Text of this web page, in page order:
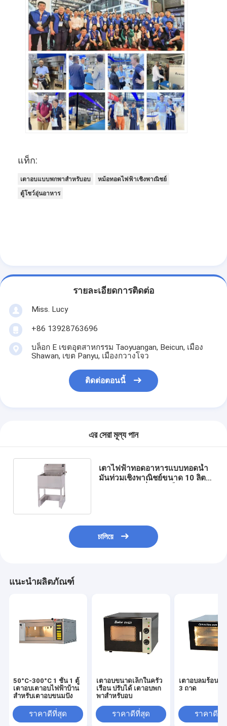
เครื่องตีไข่เชิงพาณิชย์
แบ่งรอบ
เครื่องปรับปรุงอาหาร
เครื่องรีดแป้ง
เครื่องตัดขนมปัง
เครื่องพิสูจน์เบเกอรี่
เตาอบแบบแร็ค
อุปกรณ์เบเกอรี่ขนาดเล็ก
บลาสท์ชิลเลอร์
แท็ก:
เตาอบแบบพกพาสำหรับอบ
หม้อทอดไฟฟ้าเชิงพาณิชย์
ตู้โชว์อุ่นอาหาร
รายละเอียดการติดต่อ
Miss. Lucy
+86 13928763696
บล็อก E เขตอุตสาหกรรม Taoyuangan, Beicun, เมือง
Shawan, เขต Panyu, เมืองกวางโจว
ติดต่อตอนนี้
এর সেরা মূল্য পান
เตาไฟฟ้าทอดอาหารแบบทอดน้ำ
มันท่วมเชิงพาณิชย์ขนาด 10 ลิตร
চালিয়ে
แนะนำผลิตภัณฑ์
50°C-300°C 1 ชั้น 1 ตู้
เตาอบเตาอบไฟฟ้าบ้าน
สําหรับเตาอบขนมปัง
ราคาดีที่สุด
เตาอบขนาดเล็กในครัว
เรือน ปรับได้ เตาอบพก
พาสำหรับอบ
ราคาดีที่สุด
เตาอบลมร้อนข
3 ถาด
ราคาดีที่